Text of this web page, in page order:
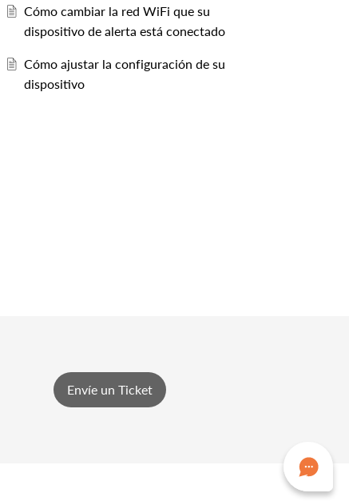
Cómo cambiar la red WiFi que su
dispositivo de alerta está conectado
Cómo ajustar la configuración de su
dispositivo
Envíe un Ticket